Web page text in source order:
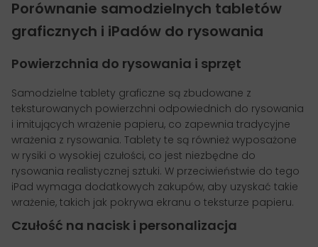
Porównanie samodzielnych tabletów
graficznych i iPadów do rysowania
Powierzchnia do rysowania i sprzęt
Samodzielne tablety graficzne są zbudowane z
teksturowanych powierzchni odpowiednich do rysowania
i imitujących wrażenie papieru, co zapewnia tradycyjne
wrażenia z rysowania. Tablety te są również wyposażone
w rysiki o wysokiej czułości, co jest niezbędne do
rysowania realistycznej sztuki. W przeciwieństwie do tego
iPad wymaga dodatkowych zakupów, aby uzyskać takie
wrażenie, takich jak pokrywa ekranu o teksturze papieru.
Czułość na nacisk i personalizacja